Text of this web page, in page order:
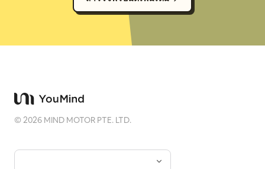
©2026 MIND MOTOR PTE. LTD.